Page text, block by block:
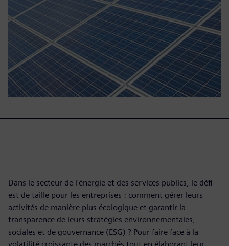
Dans le secteur de l'énergie et des services publics, le défi
est de taille pour les entreprises : comment gérer leurs
activités de manière plus écologique et garantir la
transparence de leurs stratégies environnementales,
sociales et de gouvernance (ESG) ? Pour faire face à la